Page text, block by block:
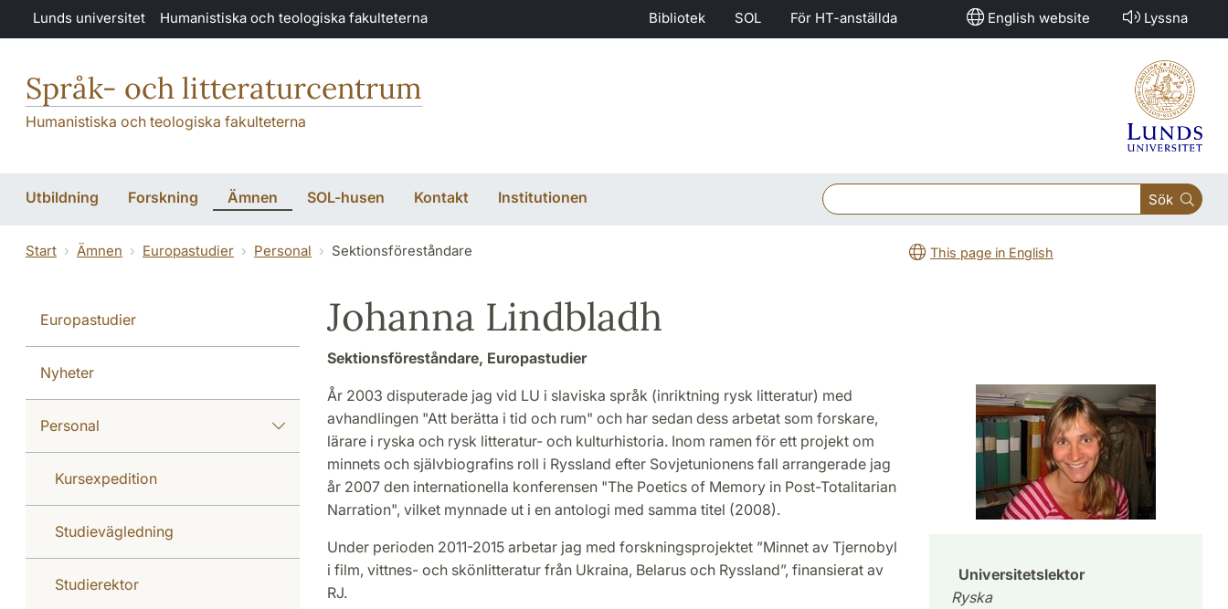
Hoppa till huvudinnehåll
Lunds universitet Humanistiska och teologiska fakulteterna Bibliotek SOL För HT-anställda English website Lyssna
Språk- och litteraturcentrum
Humanistiska och teologiska fakulteterna
Utbildning Forskning Ämnen SOL-husen Kontakt Institutionen Sök
Start Ämnen Europastudier Personal Sektionsföreståndare This page in English
Europastudier
Nyheter
Personal
Kursexpedition
Studievägledning
Studierektor
Johanna Lindbladh
Sektionsföreståndare, Europastudier
År 2003 disputerade jag vid LU i slaviska språk (inriktning rysk litteratur) med
avhandlingen "Att berätta i tid och rum" och har sedan dess arbetat som forskare,
lärare i ryska och rysk litteratur- och kulturhistoria. Inom ramen för ett projekt om
minnets och självbiografins roll i Ryssland efter Sovjetunionens fall arrangerade jag
år 2007 den internationella konferensen "The Poetics of Memory in Post-Totalitarian
Narration", vilket mynnade ut i en antologi med samma titel (2008).
Under perioden 2011-2015 arbetar jag med forskningsprojektet ”Minnet av Tjernobyl
i film, vittnes- och skönlitteratur från Ukraina, Belarus och Ryssland”, finansierat av
RJ.
Universitetslektor
Ryska